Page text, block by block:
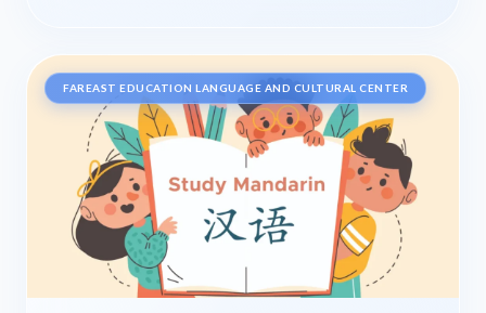
FAREAST EDUCATION LANGUAGE AND CULTURAL CENTER